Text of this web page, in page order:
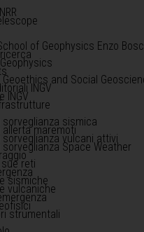
of Geophysics Enzo
and Social
INGV
INGV
sorveglianza sismica
allerta maremoti
sorveglianza vulcani attivi
sorveglianza Space Weather
sue reti
sismiche
vulcaniche
strumentali